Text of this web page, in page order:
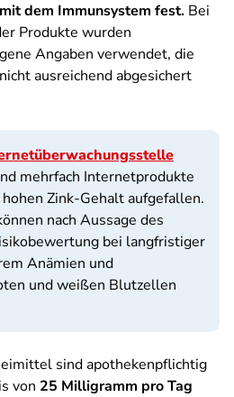
dem Immunsystem fest. Bei
Produkte wurden
Angaben verwendet, die
ausreichend abgesichert
mehrfach Internetprodukte
Zink-Gehalt aufgefallen.
nach Aussage des
bei langfristiger
Anämien und
und weißen Blutzellen
sind apothekenpflichtig
von 25 Milligramm pro Tag